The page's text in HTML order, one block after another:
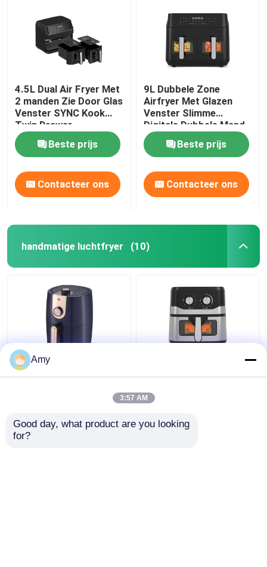
4.5L Dual Air Fryer Met
2 manden Zie Door Glas
Venster SYNC Kook
Twin Drawer
Beste prijs
Contacteer ons
9L Dubbele Zone
Airfryer Met Glazen
Venster Slimme
Digitale Dubbele Mand
Beste prijs
Contacteer ons
handmatige luchtfryer (10)
2L 2.6L 3.2L 4.5L 5.5L
7L Mini Handmatige
Beste prijs
9,2L Grote Maat
Mechanische Bediening
PTFE
Beste prijs
Amy
3:57 AM
Good day, what product are you looking
for?